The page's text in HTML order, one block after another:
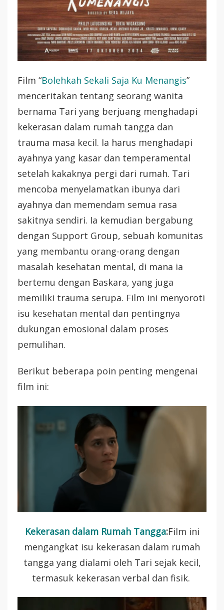
Film “Bolehkah Sekali Saja Ku Menangis”
menceritakan tentang seorang wanita
bernama Tari yang berjuang menghadapi
kekerasan dalam rumah tangga dan
trauma masa kecil. Ia harus menghadapi
ayahnya yang kasar dan temperamental
setelah kakaknya pergi dari rumah. Tari
mencoba menyelamatkan ibunya dari
ayahnya dan memendam semua rasa
sakitnya sendiri. Ia kemudian bergabung
dengan Support Group, sebuah komunitas
yang membantu orang-orang dengan
masalah kesehatan mental, di mana ia
bertemu dengan Baskara, yang juga
memiliki trauma serupa. Film ini menyoroti
isu kesehatan mental dan pentingnya
dukungan emosional dalam proses
pemulihan.
Berikut beberapa poin penting mengenai
film ini:
Kekerasan dalam Rumah Tangga:Film ini
mengangkat isu kekerasan dalam rumah
tangga yang dialami oleh Tari sejak kecil,
termasuk kekerasan verbal dan fisik.